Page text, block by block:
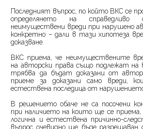
Последният въпрос, по който ВКС се
определянето на справедливо
неимуществени вреди при нарушено
конкретно – дали в тази хипотеза
доказване.
ВКС приема, че неимуществените
на авторски права също подлежат на
трябва да бъдат доказани от
приеме за доказани само вреди,
естествена последица от
В решението обаче не са посочени
при наличието на които ще се приема,
логична и естествена причинно-
въпрос очевидно ще бъде